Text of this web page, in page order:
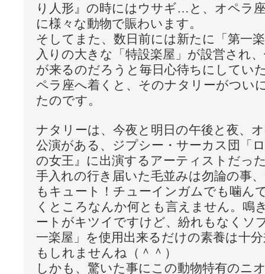
り人形』の時にはウサギ…と、オペラ
に様々な動物で賑わいます。
そしてまた、数日前には新たに「第一
入りの大きな「特設楽屋」が設営され
が来るのだろうと毎日心待ちにしてい
ペラ座へ着くと、そのナタリーがつい
たのです。
ナタリーは、今夜と明日の午後と夜、
公演がある、ジプシー・サーカス団「
の女王』に出演するアーティストだっ
手入れの行き届いた毛並みは勿論の事
もキュート！チューインガムでも噛ん
くところなんか何とも言えません。鳴
ートがキツイですけど、紛れもなくソ
一楽屋」を使用出来るだけの素養は十
もしれませんね（＾＾）
しかも、驚いた事にこの動物特有のニ